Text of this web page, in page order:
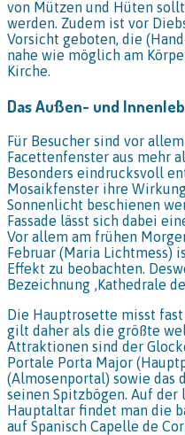
von Mützen und Hüten
werden. Zudem ist vor
Vorsicht geboten, die
nahe wie möglich am
Kirche.
Das Außen- und
Für Besucher sind vor
Facettenfenster aus mehr
Besonders eindrucksvoll
Mosaikfenster ihre
Sonnenlicht beschienen
Fassade lässt sich dabei
Vor allem am frühen
Februar (Maria Lichtmess)
Effekt zu beobachten.
Bezeichnung ‚Kathedrale
Die Hauptrosette misst
gilt daher als die größte
Attraktionen sind der
Portale Porta Major
(Almosenportal) sowie
seinen Spitzbögen. Auf
Hauptaltar findet man die
auf Spanisch Capelle de